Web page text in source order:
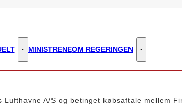
Aktuelt - Flere links
MINISTRENEOM REGERINGEN Om
A/S og betinget købsaftale mellem